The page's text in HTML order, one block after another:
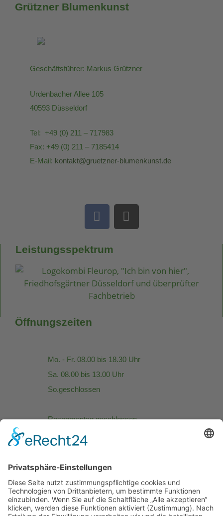
Grützner Blumenkunst
Geschäftsführer: Markus Grützner
Urdenbacher Allee 105
40593 Düsseldorf
Tel: +49 (0) 211 – 717983
Fax: +49 (0) 211 – 7185414
E-Mail: kontakt@gruetzner-blumenkunst.de
Leistungsspektrum
Öffnungszeiten
Mo. - Fr. 08.00 bis 18.30 Uhr
Sa. 08.00 bis 13.00 Uhr
So.geschlossen
Rosenmontag geschlossen
Karfreitag und Ostern geschlossen
Muttertag 10.00 - 12.00 Uhr
Christi Himmelfahrt: geschlossen
Pfingstsonntag: geschlossen
Pfingstmontag: geschlossen